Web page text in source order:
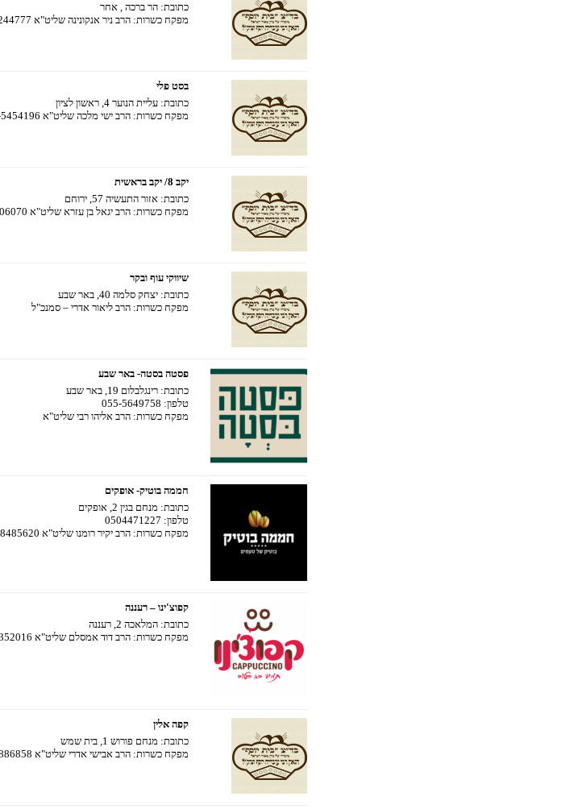
כתובת: הר ברכה , אחר
מפקח כשרות: הרב ניר אנקונינה שליט"א 053-2244777
בסט פלי
כתובת: עליית הנוער 4, ראשון לציון
מפקח כשרות: הרב ישי מלכה שליט"א 054-5454196
יקב 8/ יקב בראשית
כתובת: אזור התעשיה 57, ירוחם
מפקח כשרות: הרב יגאל בן עזרא שליט"א 050-3306070
שיווקי עוף ובקר
כתובת: יצחק סלמה 40, באר שבע
מפקח כשרות: הרב ליאור אדרי – סמנכ"ל
פסטה בסטה- באר שבע
כתובת: רינגלבלום 19, באר שבע
טלפון: 055-5649758
מפקח כשרות: הרב אליהו רבי שליט"א
חממה בוטיק- אופקים
כתובת: מנחם בגין 2, אופקים
טלפון: 0504471227
מפקח כשרות: הרב יקיר רומנו שליט"א 054-8485620
קפוצ'ינו – רעננה
כתובת: המלאכה 2, רעננה
מפקח כשרות: הרב דוד אמסלם שליט"א 052-8352016
קפה אלין
כתובת: מנחם פורוש 1, בית שמש
מפקח כשרות: הרב אבישי אדרי שליט"א 054-2886858